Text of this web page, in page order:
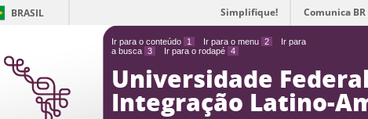
Ir para o conteúdo 1 Ir para o menu 2
Ir para
a busca 3 Ir para o rodapé 4
BRASIL Simplifique! Comunica BR
Universidade
Integração Latino-